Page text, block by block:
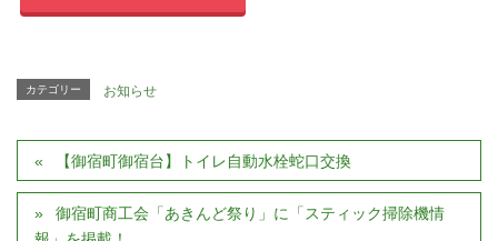
カテゴリー お知らせ
【御宿町御宿台】トイレ自動水栓蛇口交換
御宿町商工会「あきんど祭り」に「スティック掃除機情